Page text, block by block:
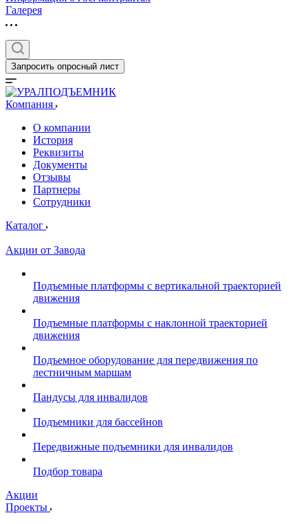
Галерея
Запросить опросный лист
Компания
О компании
История
Реквизиты
Документы
Отзывы
Партнеры
Сотрудники
Каталог
Акции от Завода
Подъемные платформы с вертикальной траекторией
движения
Подъемные платформы с наклонной траекторией
движения
Подъемное оборудование для передвижения по
лестничным маршам
Пандусы для инвалидов
Подъемники для бассейнов
Передвижные подъемники для инвалидов
Подбор товара
Акции
Проекты